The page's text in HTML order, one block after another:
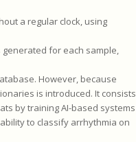
a regular clock, using
for each sample,
However, because
is introduced. It consists
by training AI-based systems
to classify arrhythmia on